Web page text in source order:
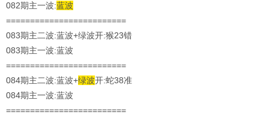
082期主一波:蓝波
=========================
083期主二波:蓝波+绿波开:猴23错
083期主一波:蓝波
=========================
084期主二波:蓝波+绿波开:蛇38准
084期主一波:蓝波
=========================